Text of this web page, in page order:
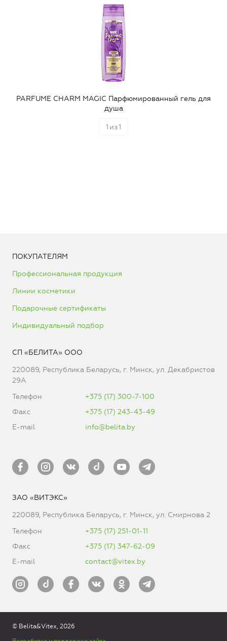
PARFUME CHARM MAGIC Парфюмированный гель для
душа
1 из1
ПОКУПАТЕЛЯМ
Профессиональная продукция
Линии косметики
Подарочные сертификаты
Индивидуальный подбор
СП «БЕЛИТА» ООО
220089, Республика Беларусь, г. Минск, ул. Декабристов
29А
Телефон
+375 (17) 300-7-100
Факс
+375 (17) 243-43-49
E-mail
info@belita.by
ЗАО «ВИТЭКС»
220089, Республика Беларусь, г. Минск, ул. Смирнова 2
Телефон
+375 (17) 251-01-11
Факс
+375 (17) 347-62-09
E-mail
contact@vitex.by
© Belita&Vitex, 2026